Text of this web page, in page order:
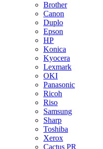
Brother
Canon
Duplo
Epson
HP
Konica
Kyocera
Lexmark
OKI
Panasonic
Ricoh
Riso
Samsung
Sharp
Toshiba
Xerox
Cactus PR